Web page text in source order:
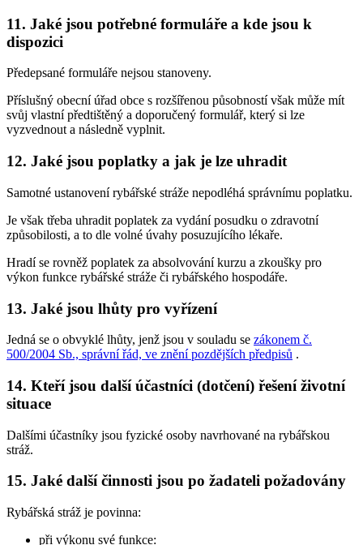
11. Jaké jsou potřebné formuláře a kde jsou k
dispozici
Předepsané formuláře nejsou stanoveny.
Příslušný obecní úřad obce s rozšířenou působností však může mít
svůj vlastní předtištěný a doporučený formulář, který si lze
vyzvednout a následně vyplnit.
12. Jaké jsou poplatky a jak je lze uhradit
Samotné ustanovení rybářské stráže nepodléhá správnímu poplatku.
Je však třeba uhradit poplatek za vydání posudku o zdravotní
způsobilosti, a to dle volné úvahy posuzujícího lékaře.
Hradí se rovněž poplatek za absolvování kurzu a zkoušky pro
výkon funkce rybářské stráže či rybářského hospodáře.
13. Jaké jsou lhůty pro vyřízení
Jedná se o obvyklé lhůty, jenž jsou v souladu se zákonem č.
500/2004 Sb., správní řád, ve znění pozdějších předpisů .
14. Kteří jsou další účastníci (dotčení) řešení životní
situace
Dalšími účastníky jsou fyzické osoby navrhované na rybářskou
stráž.
15. Jaké další činnosti jsou po žadateli požadovány
Rybářská stráž je povinna:
při výkonu své funkce: